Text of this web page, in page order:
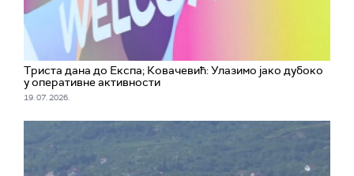
Триста дана до Eкспа; Ковачевић: Улазимо јако дубоко
у оперативне активности
19. 07. 2026.